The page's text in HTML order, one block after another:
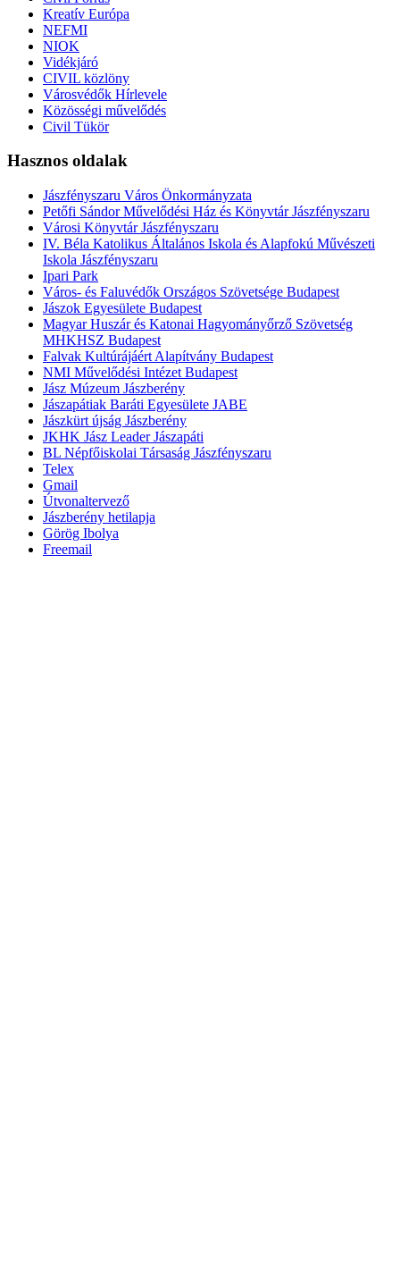
Kreatív Európa
NEFMI
NIOK
Vidékjáró
CIVIL közlöny
Városvédők Hírlevele
Közösségi művelődés
Civil Tükör
Hasznos oldalak
Jászfényszaru Város Önkormányzata
Petőfi Sándor Művelődési Ház és Könyvtár Jászfényszaru
Városi Könyvtár Jászfényszaru
IV. Béla Katolikus Általános Iskola és Alapfokú Művészeti
Iskola Jászfényszaru
Ipari Park
Város- és Faluvédők Országos Szövetsége Budapest
Jászok Egyesülete Budapest
Magyar Huszár és Katonai Hagyományőrző Szövetség
MHKHSZ Budapest
Falvak Kultúrájáért Alapítvány Budapest
NMI Művelődési Intézet Budapest
Jász Múzeum Jászberény
Jászapátiak Baráti Egyesülete JABE
Jászkürt újság Jászberény
JKHK Jász Leader Jászapáti
BL Népfőiskolai Társaság Jászfényszaru
Telex
Gmail
Útvonaltervező
Jászberény hetilapja
Görög Ibolya
Freemail